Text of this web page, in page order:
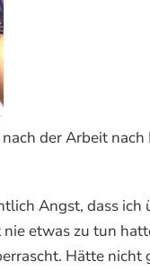
der Arbeit
Angst, dass
etwas zu tun
Hätte nicht